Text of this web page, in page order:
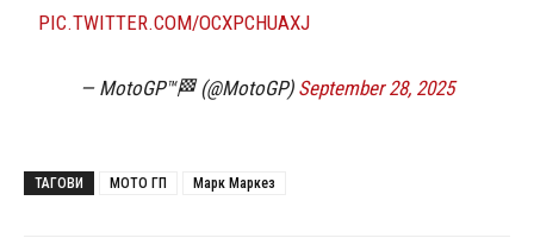
PIC.TWITTER.COM/OCXPCHUAXJ
— MotoGP™🏁 (@MotoGP) September 28, 2025
ТАГОВИ МОТО ГП Марк Маркез